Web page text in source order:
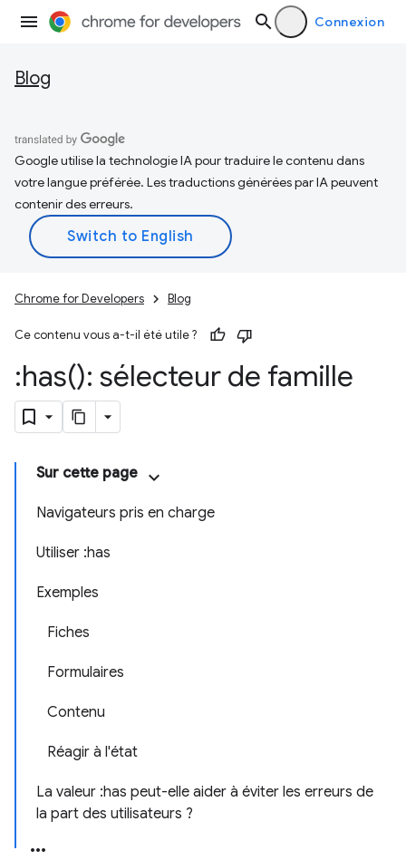
Connexion
Blog
Google utilise la technologie IA pour traduire le contenu dans
votre langue préférée. Les traductions générées par IA peuvent
contenir des erreurs.
Chrome for Developers Blog
Ce contenu vous a-t-il été utile ?
:has(): sélecteur de famille
Sur cette page
Navigateurs pris en charge
Utiliser :has
Exemples
Fiches
Formulaires
Contenu
Réagir à l'état
La valeur :has peut-elle aider à éviter les erreurs de
la part des utilisateurs ?